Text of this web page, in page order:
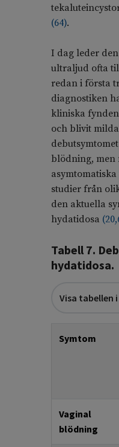
(64).
I dag leder
ultraljud ofta
redan i första
diagnostiken
kliniska
och blivit
blödning, men
studier från
den aktuella
hydatidosa (20,
Tabell 7.
hydatidosa.
Visa tabellen
Symtom
Vaginal
blödning